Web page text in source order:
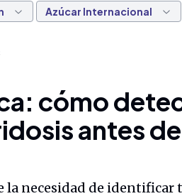
Azúcar Internacional
cómo
antes
la necesidad de